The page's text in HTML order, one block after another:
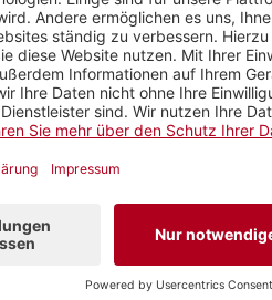
haben Sie an SRF? Was
«Hallo SRF!» sucht
und Onlinenutzern.
2016
verlassen die
in
IAM Institut
SM "Mäander"),